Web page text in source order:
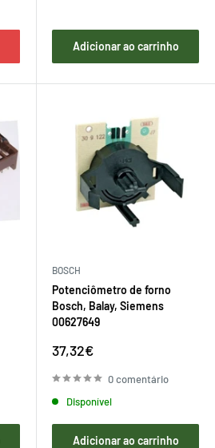
Adicionar ao carrinho
BOSCH
Potenciômetro de forno
Bosch, Balay, Siemens
00627649
Preço
venda
37,32€
0 comentário
Disponível
Adicionar ao carrinho